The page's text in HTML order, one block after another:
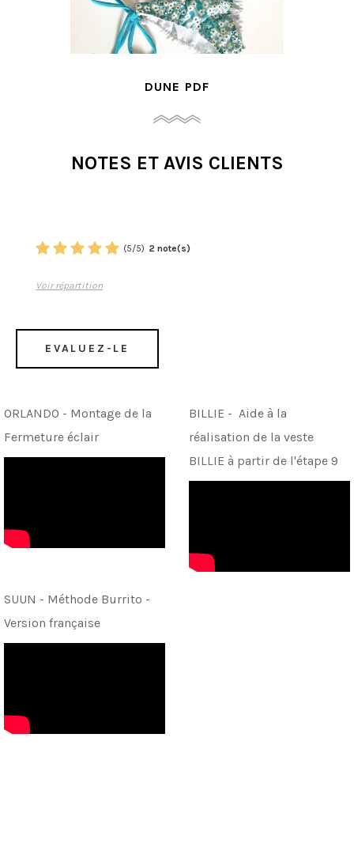
DUNE PDF
NOTES ET AVIS CLIENTS
(5/5) 2 note(s)
Voir répartition
EVALUEZ-LE
ORLANDO - Montage de la
Fermeture éclair
BILLIE - Aide à la
réalisation de la veste
BILLIE à partir de l'étape 9
SUUN - Méthode Burrito -
Version française